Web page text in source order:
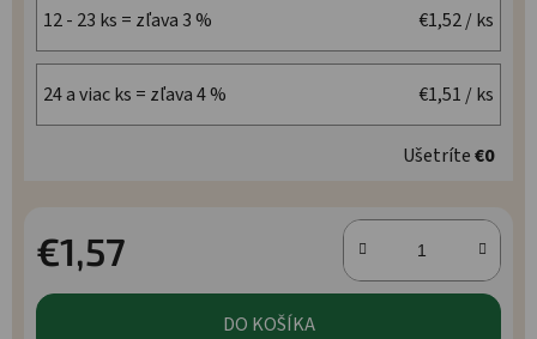
12 - 23 ks = zľava 3 % €1,52/ ks
24 a viac ks = zľava 4 % €1,51 / ks
Ušetríte€0
€1,57
Jednotková cena:
DO KOŠÍKA